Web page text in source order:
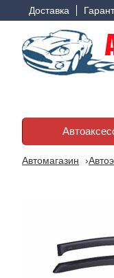
Доставка
Автомагазин